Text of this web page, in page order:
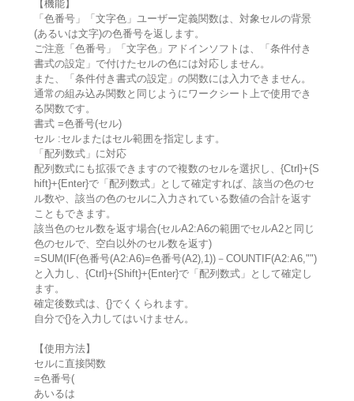
【機能】
「色番号」「文字色」ユーザー定義関数は、対象セルの背景
(あるいは文字)の色番号を返します。
ご注意「色番号」「文字色」アドインソフトは、「条件付き
書式の設定」で付けたセルの色には対応しません。
また、「条件付き書式の設定」の関数には入力できません。
通常の組み込み関数と同じようにワークシート上で使用でき
る関数です。
書式 =色番号(セル)
セル :セルまたはセル範囲を指定します。
「配列数式」に対応
配列数式にも拡張できますので複数のセルを選択し、{Ctrl}+{S
hift}+{Enter}で「配列数式」として確定すれば、該当の色のセ
ル数や、該当の色のセルに入力されている数値の合計を返す
こともできます。
該当色のセル数を返す場合(セルA2:A6の範囲でセルA2と同じ
色のセルで、空白以外のセル数を返す)
=SUM(IF(色番号(A2:A6)=色番号(A2),1))－COUNTIF(A2:A6,"")
と入力し、{Ctrl}+{Shift}+{Enter}で「配列数式」として確定し
ます。
確定後数式は、{}でくくられます。
自分で{}を入力してはいけません。
【使用方法】
セルに直接関数
=色番号(
あいるは